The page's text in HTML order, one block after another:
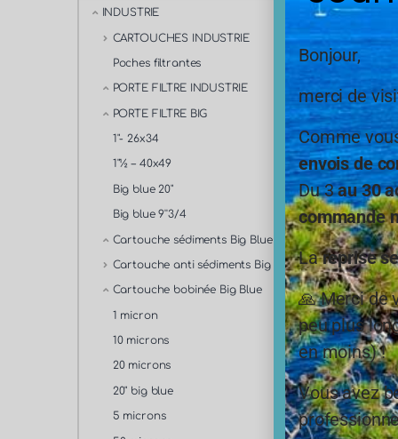
En
Lot de
3/4 5
-3%
86,40
INDUSTRIE
CARTOUCHES INDUSTRIE
Poches filtrantes
PORTE FILTRE INDUSTRIE
PORTE FILTRE BIG
1"- 26x34
1"½ – 40x49
Big blue 20"
Big blue 9''3/4
Cartouche sédiments Big Blue
Cartouche anti sédiments Big Blue
Cartouche bobinée Big Blue
1 micron
10 microns
20 microns
20" big blue
5 microns
Bonjour,
merci de
Comme
envois de
Du 3au 30
commande
Lareprise
🙏 Merci de
peu plus
en moins) !
Vous avez